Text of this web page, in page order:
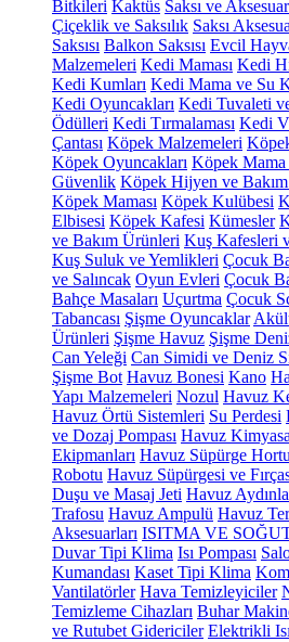
Bitkileri Kaktüs Saksı ve
Çiçeklik ve Saksılık Saksı
Saksısı Balkon Saksısı Evcil
Malzemeleri Kedi Maması Kedi
Kedi Kumları Kedi Mama ve Su
Kedi Oyuncakları Kedi Tuvaleti
Ödülleri Kedi Tırmalaması Kedi
Çantası Köpek Malzemeleri
Köpek Oyuncakları Köpek Mama
Güvenlik Köpek Hijyen ve
Köpek Maması Köpek Kulübesi
Elbisesi Köpek Kafesi Kümesler
ve Bakım Ürünleri Kuş Kafesleri
Kuş Suluk ve Yemlikleri Çocuk
ve Salıncak Oyun Evleri Çocuk
Bahçe Masaları Uçurtma Çocuk
Tabancası Şişme Oyuncaklar
Ürünleri Şişme Havuz Şişme
Can Yeleği Can Simidi ve Deniz
Şişme Bot Havuz Bonesi Kano
Yapı Malzemeleri Nozul Havuz
Havuz Örtü Sistemleri Su Perdesi
ve Dozaj Pompası Havuz
Ekipmanları Havuz Süpürge
Robotu Havuz Süpürgesi ve
Duşu ve Masaj Jeti Havuz
Trafosu Havuz Ampulü Havuz
Aksesuarları ISITMA VE
Duvar Tipi Klima Isı Pompası
Kumandası Kaset Tipi Klima
Vantilatörler Hava Temizleyiciler
Temizleme Cihazları Buhar
ve Rutubet Gidericiler Elektrikli